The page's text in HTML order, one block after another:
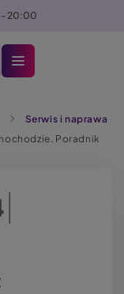
20:00
Serwis i naprawa
Poradnik